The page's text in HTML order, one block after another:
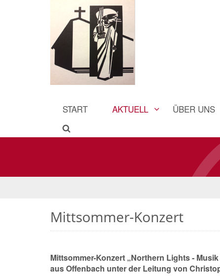
START AKTUELL ÜBER UNS
Mittsommer-Konzert
Mittsommer-Konzert „Northern Lights -
aus Offenbach unter der Leitung von